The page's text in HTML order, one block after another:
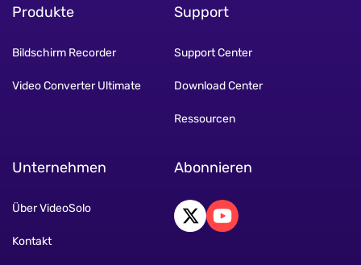
Produkte
Bildschirm Recorder
Video Converter Ultimate
Support
Support Center
Download Center
Ressourcen
Unternehmen
Über VideoSolo
Kontakt
Abonnieren